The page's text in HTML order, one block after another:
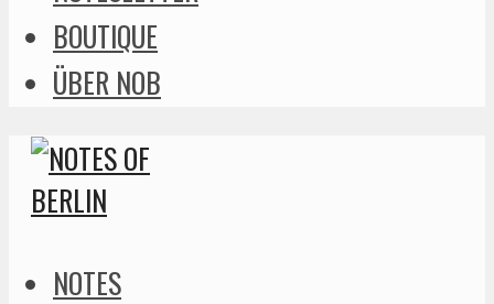
BOUTIQUE
ÜBER NOB
NOTES